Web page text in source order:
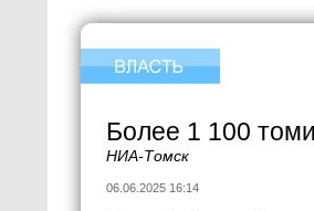
Более 1 100
НИА-Томск
06.06.2025 16:14